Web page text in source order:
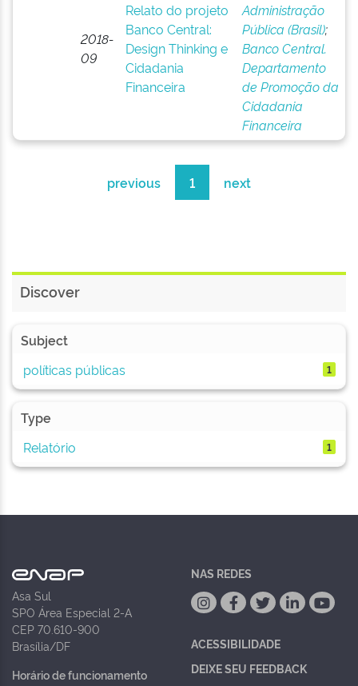
2018-
09
Relato do projeto
Banco Central:
Design Thinking e
Cidadania
Financeira
Administração
Pública (Brasil);
Banco Central.
Departamento
de Promoção da
Cidadania
Financeira
previous 1 next
Discover
Subject
políticas públicas
1
Type
Relatório
1
Asa Sul
SPO Área Especial 2-A
CEP 70.610-900
Brasília/DF
Horário de funcionamento
NAS REDES
ACESSIBILIDADE
DEIXE SEU FEEDBACK